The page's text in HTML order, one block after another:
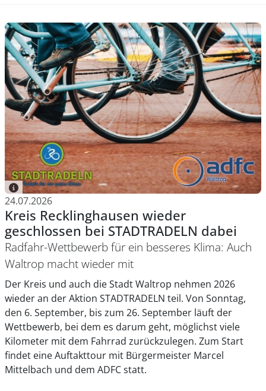
24.07.2026
Kreis Recklinghausen wieder
geschlossen bei STADTRADELN dabei
Radfahr-Wettbewerb für ein besseres Klima: Auch
Waltrop macht wieder mit
Der Kreis und auch die Stadt Waltrop nehmen 2026
wieder an der Aktion STADTRADELN teil. Von Sonntag,
den 6. September, bis zum 26. September läuft der
Wettbewerb, bei dem es darum geht, möglichst viele
Kilometer mit dem Fahrrad zurückzulegen. Zum Start
findet eine Auftakttour mit Bürgermeister Marcel
Mittelbach und dem ADFC statt.